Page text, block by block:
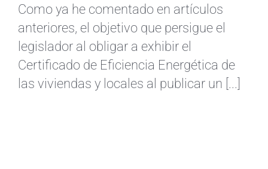
Como ya he comentado en artículos
anteriores, el objetivo que persigue el
legislador al obligar a exhibir el
Certificado de Eficiencia Energética de
las viviendas y locales al publicar un [...]